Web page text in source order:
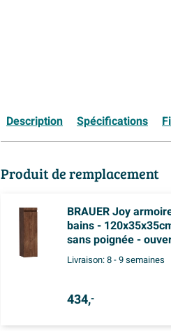
Description Spécifications
Produit de remplacement
BRAUER Joy
bains -
sans poignée -
Forest Cacao
Livraison:8 - 9 semaines
434,-